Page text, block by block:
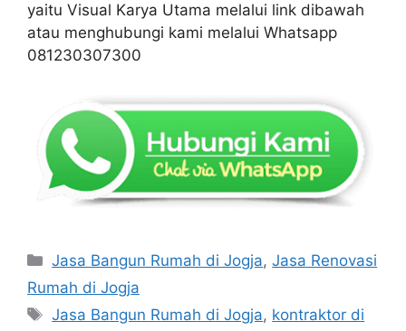
yaitu Visual Karya Utama melalui link dibawah
atau menghubungi kami melalui Whatsapp
081230307300
Categories
Jasa Bangun Rumah di Jogja,Jasa Renovasi
Rumah di Jogja
Tags
Jasa Bangun Rumah di Jogja, kontraktor di